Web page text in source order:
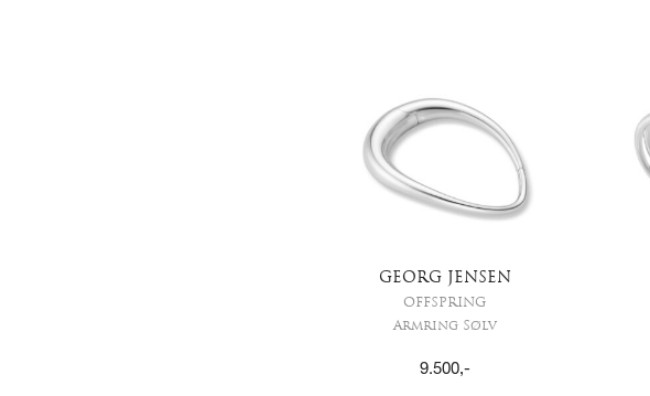
GEORG JENSEN
OFFSPRING
Armring Sølv
9.500,-